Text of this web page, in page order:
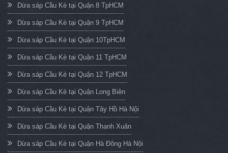
Dừa sáp Cầu Kè tại Quận 8 TpHCM
Dừa sáp Cầu Kè tại Quận 9 TpHCM
Dừa sáp Cầu Kè tại Quận 10TpHCM
Dừa sáp Cầu Kè tại Quận 11 TpHCM
Dừa sáp Cầu Kè tại Quận 12 TpHCM
Dừa sáp Cầu Kè tại Quận Long Biên
Dừa sáp Cầu Kè tại Quận Tây Hồ Hà Nội
Dừa sáp Cầu Kè tại Quận Thanh Xuân
Dừa sáp Cầu Kè tại Quận Hà Đông Hà Nội